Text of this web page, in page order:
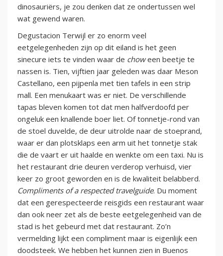
dinosauriërs, je zou denken dat ze ondertussen wel
wat gewend waren.
Degustacion Terwijl er zo enorm veel
eetgelegenheden zijn op dit eiland is het geen
sinecure iets te vinden waar de choween beetje te
nassen is. Tien, vijftien jaar geleden was daar Meson
Castellano, een pijpenla met tien tafels in een strip
mall. Een menukaart was er niet. De verschillende
tapas bleven komen tot dat men halfverdoofd per
ongeluk een knallende boer liet. Of tonnetje-rond van
de stoel duvelde, de deur uitrolde naar de stoeprand,
waar er dan plotsklaps een arm uit het tonnetje stak
die de vaart er uit haalde en wenkte om een taxi. Nu is
het restaurant drie deuren verderop verhuisd, vier
keer zo groot geworden en is de kwaliteit belabberd.
Compliments of a respected travelguide. Du moment
dat een gerespecteerde reisgids een restaurant waar
dan ook neer zet als de beste eetgelegenheid van de
stad is het gebeurd met dat restaurant. Zo’n
vermelding lijkt een compliment maar is eigenlijk een
doodsteek. We hebben het kunnen zien in Buenos